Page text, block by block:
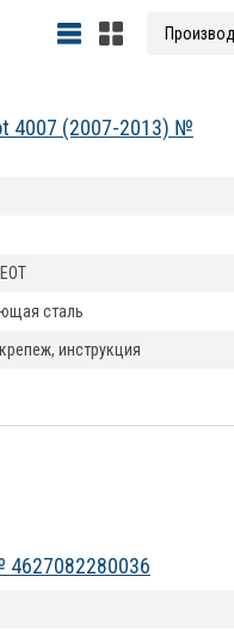
4007 (2007-2013) №
сталь
инструкция
4627082280036